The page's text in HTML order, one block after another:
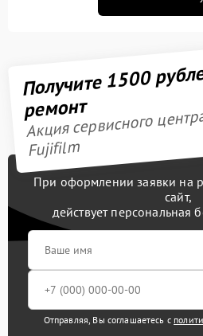
Получите 1500
ремонт
Акция сервисного
Fujifilm
При оформлении заявки на
сайт,
действует персональная
Отправляя, Вы соглашаетесь с